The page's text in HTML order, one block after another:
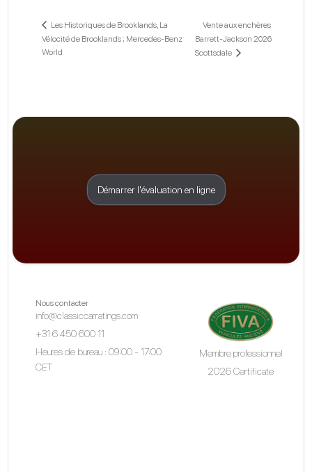
Les Historiques de Brooklands, La
Vélocité de Brooklands ; Mercedes-Benz
World
Vente aux enchères
Barrett-Jackson 2026
Scottsdale
Démarrer l'évaluation en ligne
Nous contacter
info@classiccarratings.com
+31 6 450 600 11
Heures de bureau : 09:00 - 17:00
CET
Membre professionnel
2026 Certificate